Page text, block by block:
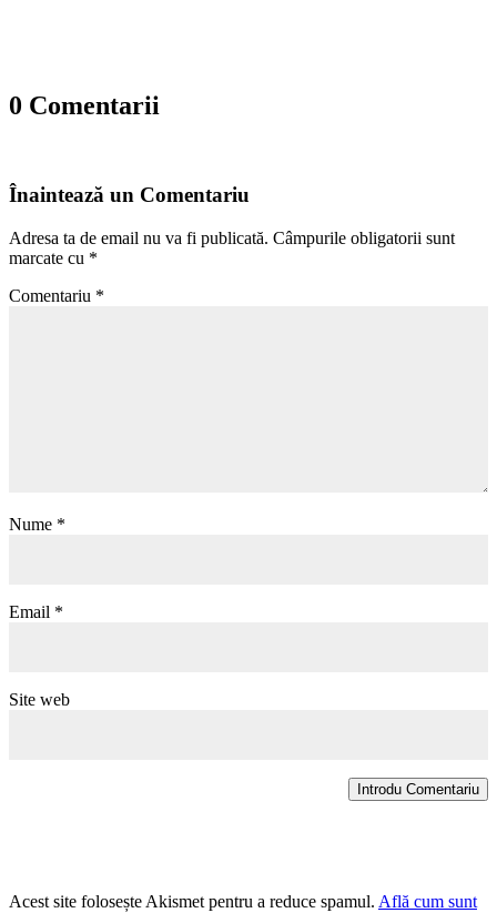
0 Comentarii
Înaintează un Comentariu
Adresa ta de email nu va fi publicată. Câmpurile obligatorii sunt
marcate cu *
Comentariu *
Nume *
Email *
Site web
Introdu Comentariu
Acest site folosește Akismet pentru a reduce spamul. Află cum sunt